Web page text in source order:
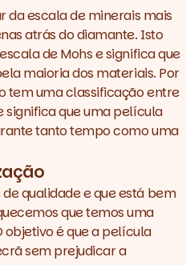
da escala de minerais mais
atrás do diamante. Isto
de Mohs e significa que
maioria dos materiais. Por
tem uma classificação entre
significa que uma película
tanto tempo como uma
qualidade e que está bem
que temos uma
objetivo é que a película
sem prejudicar a